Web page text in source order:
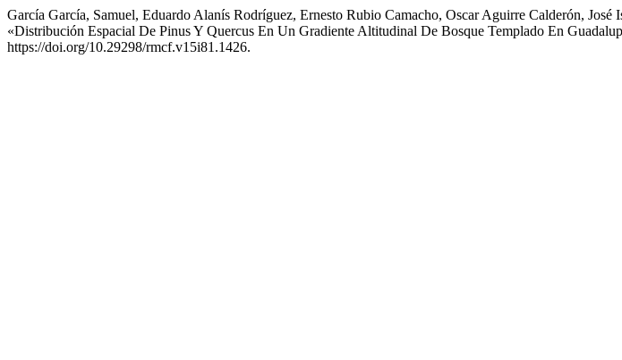
García García, Samuel, Eduardo Alanís Rodríguez, Ernesto Rubio Camacho, Oscar Aguirre Calderón,
«Distribución Espacial De Pinus Y Quercus En Un Gradiente Altitudinal De Bosque Templado En
https://doi.org/10.29298/rmcf.v15i81.1426.